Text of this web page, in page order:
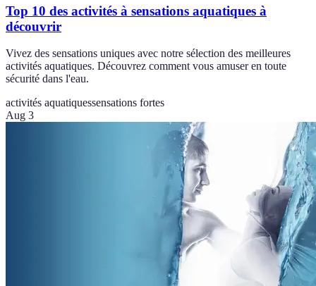
Top 10 des activités à sensations aquatiques à
découvrir
Vivez des sensations uniques avec notre sélection des meilleures
activités aquatiques. Découvrez comment vous amuser en toute
sécurité dans l'eau.
activités aquatiquessensations fortes
Aug 3